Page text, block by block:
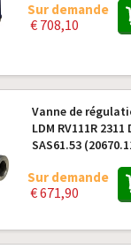
Sur demande
€ 708,10
Vanne de
LDM RV111R
SAS61.53
Sur demande
€ 671,90